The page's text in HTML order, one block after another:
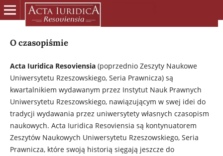
O czasopiśmie
Acta Iuridica Resoviensia (poprzednio Zeszyty Naukowe
Uniwersytetu Rzeszowskiego, Seria Prawnicza) są
kwartalnikiem wydawanym przez Instytut Nauk Prawnych
Uniwersytetu Rzeszowskiego, nawiązującym w swej idei do
tradycji wydawania przez uniwersytety własnych czasopism
naukowych. Acta Iuridica Resoviensia są kontynuatorem
Zeszytów Naukowych Uniwersytetu Rzeszowskiego, Seria
Prawnicza, które swoją historią sięgają jeszcze do